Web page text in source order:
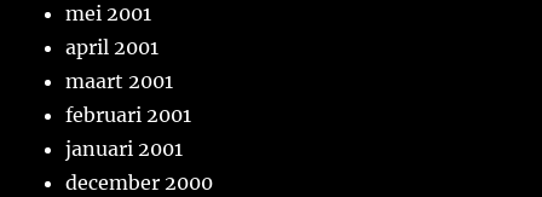
mei 2001
april 2001
maart 2001
februari 2001
januari 2001
december 2000